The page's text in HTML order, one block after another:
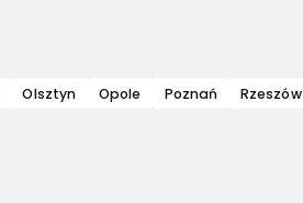
Olsztyn Opole Poznań Rzeszów